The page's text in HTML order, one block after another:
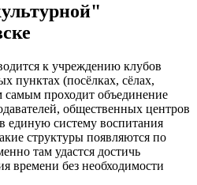
к учреждению клубов
пунктах (посёлках, сёлах,
самым проходит объединение
общественных центров
единую систему воспитания
структуры появляются по
там удастся достичь
времени без необходимости